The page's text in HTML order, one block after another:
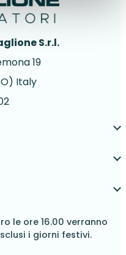
S.r.l.
19
Italy
le ore 16.00 verranno
i giorni festivi.